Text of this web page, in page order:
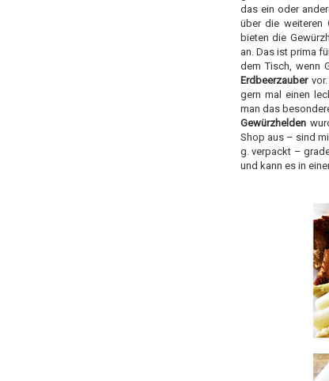
das ein oder
über die weiteren
bieten die
an. Das ist prima
dem Tisch, wenn
Erdbeerzaubervor.
gern mal einen
man das
Gewürzhelden
Shop aus – sind
g. verpackt –
und kann es in